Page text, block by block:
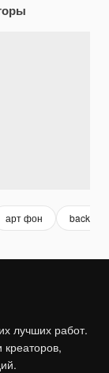
арт фон
лучших работ.